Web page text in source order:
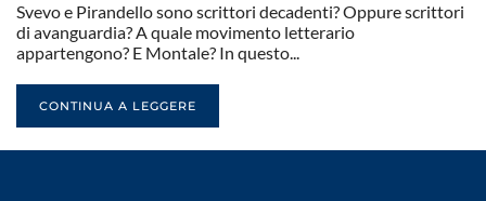
Svevo e Pirandello sono scrittori decadenti? Oppure scrittori
di avanguardia? A quale movimento letterario
appartengono? E Montale? In questo...
CONTINUA A LEGGERE